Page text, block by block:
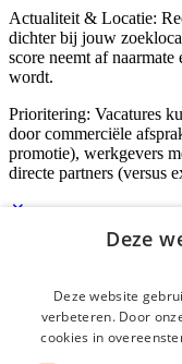
Actualiteit & Locatie:
dichter bij jouw
score neemt af
wordt.
Prioritering: Vacatures
door commerciële
promotie), werkgevers
directe partners (versus
Inloggen als bedrijf
E-mail*
Wachtwoord
Deze
Deze website
verbeteren. Door
cookies in